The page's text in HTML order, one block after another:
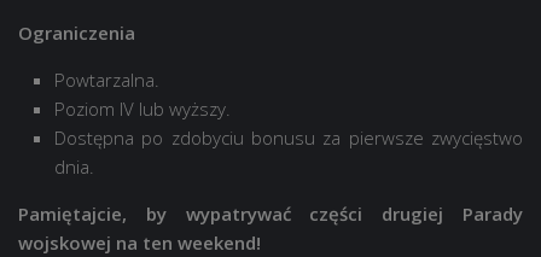
Ograniczenia
Powtarzalna.
Poziom IV lub wyższy.
Dostępna po zdobyciu bonusu za pierwsze zwycięstwo
dnia.
Pamiętajcie, by wypatrywać części drugiej Parady
wojskowej na ten weekend!